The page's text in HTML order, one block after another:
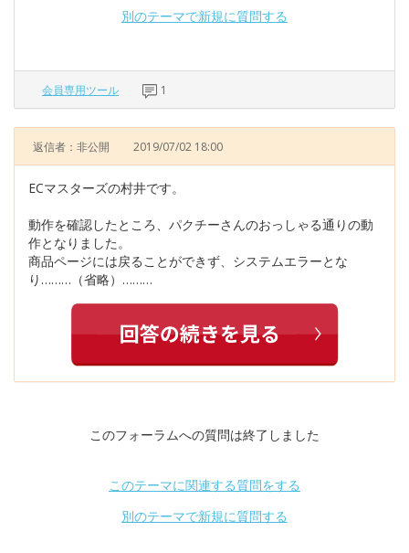
別のテーマで新規に質問する
会員専用ツール 1
返信者：非公開 2019/07/02 18:00
ECマスターズの村井です。
動作を確認したところ、パクチーさんのおっしゃる通りの動
作となりました。
商品ページには戻ることができず、システムエラーとな
り………（省略）………
このフォーラムへの質問は終了しました
このテーマに関連する質問をする
別のテーマで新規に質問する